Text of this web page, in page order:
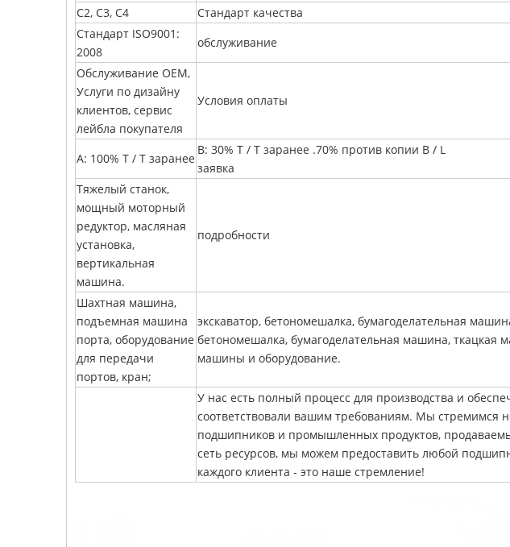
C2, C3, C4
Стандарт качества
Стандарт ISO9001:
2008
обслуживание
Обслуживание OEM,
Услуги по дизайну
клиентов, сервис
лейбла покупателя
Условия оплаты
A: 100% T / T заранее
B: 30% T / T заранее .70% против копии B / L
заявка
Тяжелый станок,
мощный моторный
редуктор, масляная
установка,
вертикальная
машина.
подробности
Шахтная машина,
подъемная машина
порта, оборудование
для передачи
портов, кран;
экскаватор, бетономешалка, бумагоделательная
бетономешалка, бумагоделательная машина, ткацкая
машины и оборудование.
У нас есть полный процесс для производства и
соответствовали вашим требованиям. Мы стремимся
подшипников и промышленных продуктов,
сеть ресурсов, мы можем предоставить любой
каждого клиента - это наше стремление!